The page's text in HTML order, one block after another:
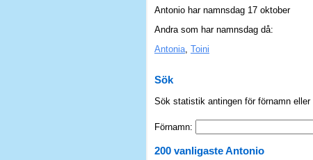
Antonio har namnsdag 17 oktober
Andra som har namnsdag då:
Antonia Toini
Sök
Sök statistik antingen för förnamn eller
Förnamn:
200 vanligasteAntonio